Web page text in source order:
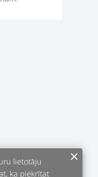
lietotāju
ka piekrītat
clear